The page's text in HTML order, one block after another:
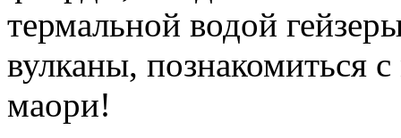
термальной водой
вулканы, познакомиться
маори!